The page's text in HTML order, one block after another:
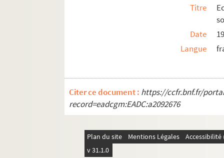
Titre
Date
Langue
Citer ce document : https://ccfr.bnf.fr/
record=eadcgm:EADC:a2092676
Plan du site Mentions Légales
v 31.1.0